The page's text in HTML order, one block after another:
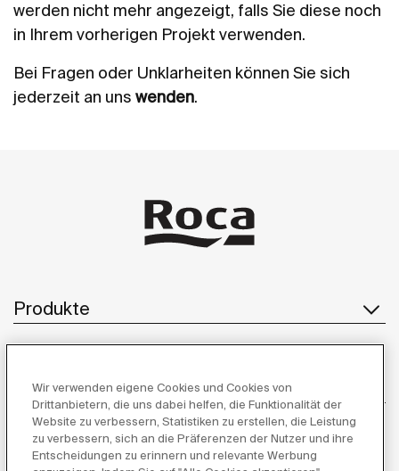
werden nicht mehr angezeigt, falls Sie diese noch
in Ihrem vorherigen Projekt verwenden.
Bei Fragen oder Unklarheiten können Sie sich
jederzeit an uns wenden.
Produkte
Kundendienst
Wir verwenden eigene Cookies und Cookies von
Drittanbietern, die uns dabei helfen, die Funktionalität der
Website zu verbessern, Statistiken zu erstellen, die Leistung
zu verbessern, sich an die Präferenzen der Nutzer und ihre
Entscheidungen zu erinnern und relevante Werbung